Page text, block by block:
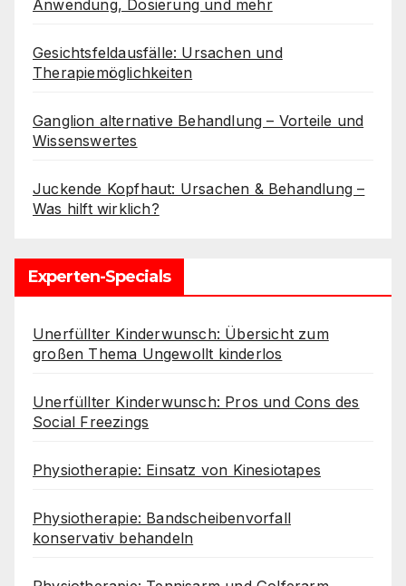
Anwendung, Dosierung und mehr
Gesichtsfeldausfälle: Ursachen und
Therapiemöglichkeiten
Ganglion alternative Behandlung – Vorteile und
Wissenswertes
Juckende Kopfhaut: Ursachen & Behandlung –
Was hilft wirklich?
Experten-Specials
Unerfüllter Kinderwunsch: Übersicht zum
großen Thema Ungewollt kinderlos
Unerfüllter Kinderwunsch: Pros und Cons des
Social Freezings
Physiotherapie: Einsatz von Kinesiotapes
Physiotherapie: Bandscheibenvorfall
konservativ behandeln